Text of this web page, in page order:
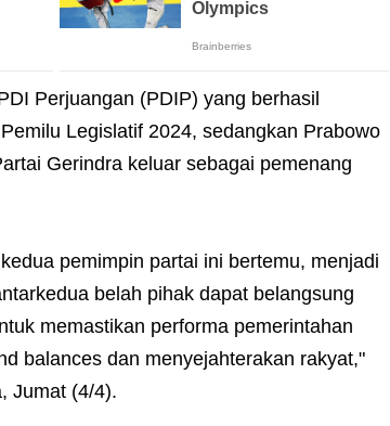
Perjuangan (PDIP) yang berhasil
Legislatif 2024, sedangkan Prabowo
Gerindra keluar sebagai pemenang
pemimpin partai ini bertemu, menjadi
belah pihak dapat belangsung
memastikan performa pemerintahan
balances dan menyejahterakan rakyat,"
Jumat (4/4).